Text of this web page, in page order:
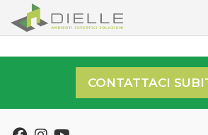
Dielle Ceramiche
CONTATTACI